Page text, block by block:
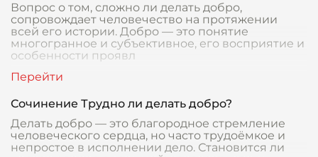
Вопрос о том, сложно ли делать добро,
сопровождает человечество на протяжении
всей его истории. Добро — это понятие
многогранное и субъективное, его восприятие и
особенности проявл
Сочинение Трудно ли делать добро?
Делать добро — это благородное стремление
человеческого сердца, но часто трудоёмкое и
непростое в исполнении дело. Становится ли